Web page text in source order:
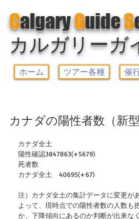
CalgaryGuideS
カルガリーガ
ホーム ツアー各種 催
カナダの陽性者数（
カナダ全土
陽性確認3847863(+5679)
死者数
カナダ全土　40695(+67)
注）カナダ全土の集計データに変更が
よって、現時点での陽性者数の人数も
か、下降傾向にあるのか判断が出来な